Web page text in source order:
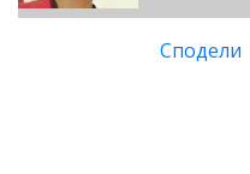
Сподели